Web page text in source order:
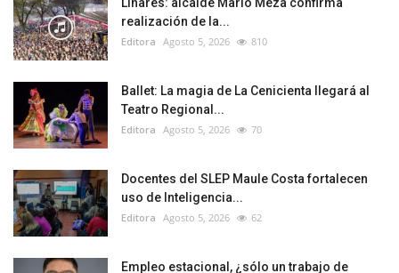
Linares: alcalde Mario Meza confirma
realización de la...
Editora Agosto 5, 2026 810
Ballet: La magia de La Cenicienta llegará al
Teatro Regional...
Editora Agosto 5, 2026 70
Docentes del SLEP Maule Costa fortalecen
uso de Inteligencia...
Editora Agosto 5, 2026 62
Empleo estacional, ¿sólo un trabajo de